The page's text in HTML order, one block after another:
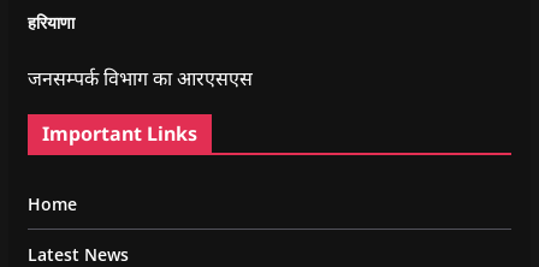
हरियाणा
जनसम्पर्क विभाग का आरएसएस
Important Links
Home
Latest News